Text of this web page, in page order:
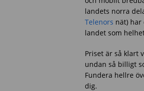
landets norra
Telenors nät) har
landet som
Priset är så klart
undan så billigt
Fundera hellre
dig.